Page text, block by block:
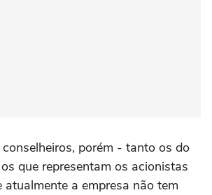
porém - tanto os do
que representam os acionistas
atualmente a empresa não tem